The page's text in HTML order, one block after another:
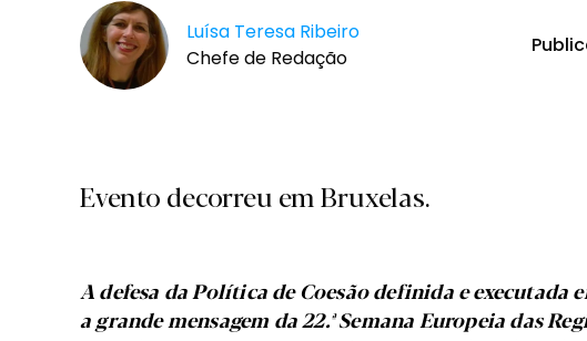
Luísa Teresa Ribeiro
Chefe de Redação
Evento decorreu em Bruxelas.
A defesa da Política de Coesão definida e
a grande mensagem da 22.ª Semana Europeia das